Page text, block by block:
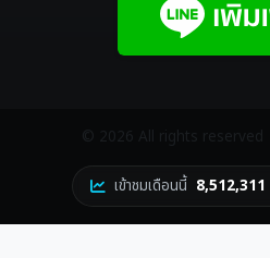
เข้าชมเดือนนี้ 8,512,311
© 2026 All rights reserved |